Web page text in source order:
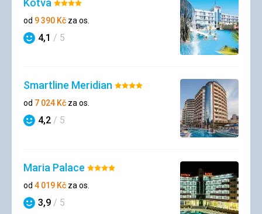
Kotva Hodnocení:
4/5
od 9 390 Kč za os.
Hodnocení
4,1 / 5
Smartline Meridian Hodnocení:
od 7 024 Kč za os.
Hodnocení
4,2 / 5
Maria Palace Hodnocení:
4/5
od 4 019 Kč za os.
Hodnocení
3,9 / 5